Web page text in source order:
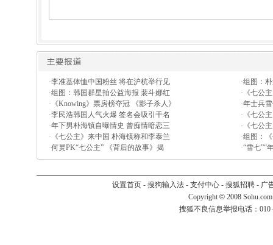
·李准基体恤中国粉丝 将在沪杭举行见
·组图：韩国群星拍公益海报 裴斗娜红
· 《Knowing》票房榜夺冠 《影子杀人》
·李民浩韩国人气火爆 签名会吸引千名
·年下男朴海镇自曝情史 曾痴情暗恋三
· 《七公主》来中国 朴海镇称和李泰兰
·何炅PK“七公主” 《背后的故事》揭
·组图：
· 《七公
·年士兵
· 《七公
· 《七公
·组图：
·“雪七”“
设置首页- 搜狗输入法- 支付中心- 搜狐招聘- 广
Copyright © 2008
搜狐不良信息举报电话：010